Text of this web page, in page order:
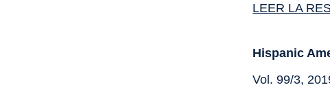
LEER LA
Hispanic
Vol. 99/3,